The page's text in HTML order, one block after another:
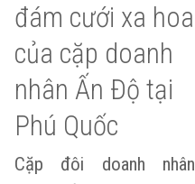
đám cưới xa hoa
của cặp doanh
nhân Ấn Độ tại
Phú Quốc
Cặp đôi doanh nhân